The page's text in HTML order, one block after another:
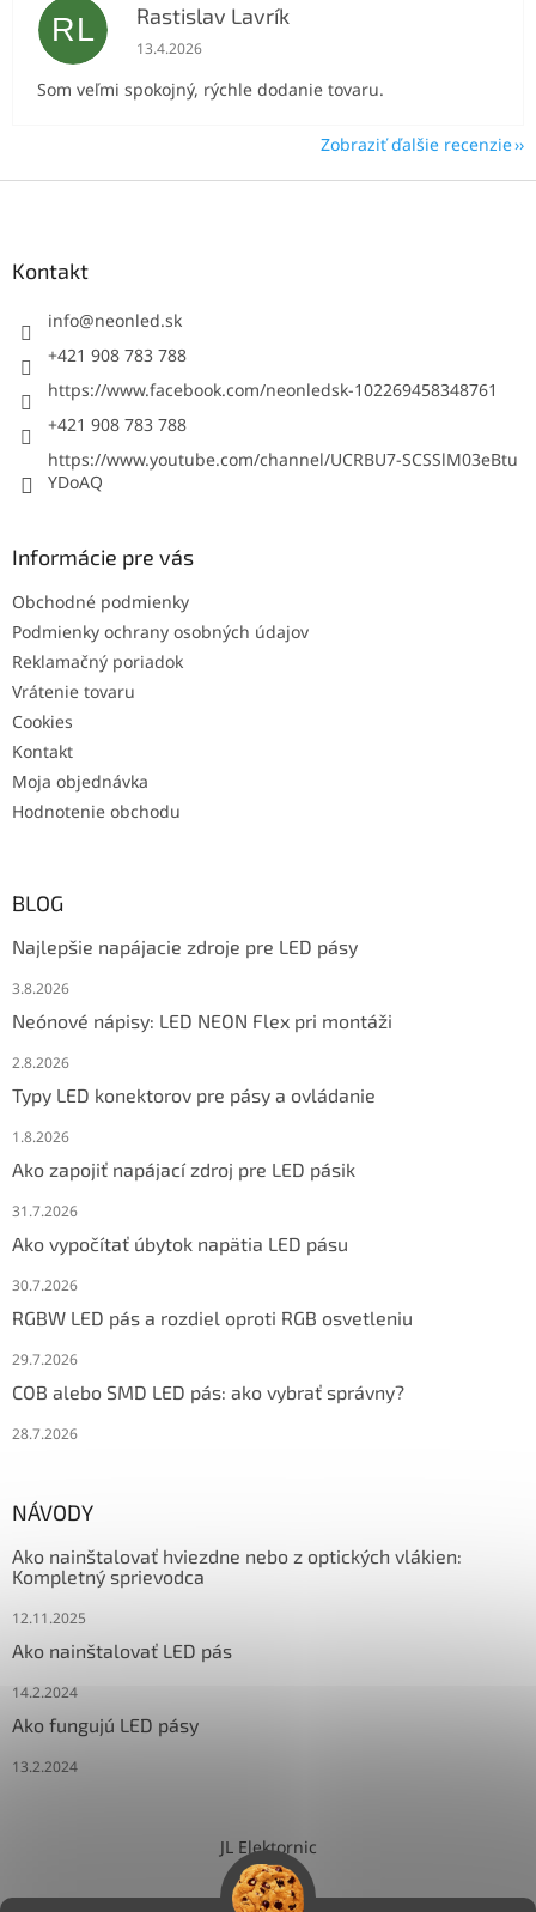
RL Rastislav Lavrík
Hodnotenie obchodu je 5 z 5 hviezdičiek.
13.4.2026
Som veľmi spokojný, rýchle dodanie tovaru.
Zobraziť ďalšie recenzie
Kontakt
info@neonled.sk
+421 908 783 788
https://www.facebook.com/neonledsk-102269458348761
+421 908 783 788
https://www.youtube.com/channel/UCRBU7-SCSSlM03eBtu
YDoAQ
Informácie pre vás
Obchodné podmienky
Podmienky ochrany osobných údajov
Reklamačný poriadok
Vrátenie tovaru
Cookies
Kontakt
Moja objednávka
Hodnotenie obchodu
BLOG
Najlepšie napájacie zdroje pre LED pásy
3.8.2026
Neónové nápisy: LED NEON Flex pri montáži
2.8.2026
Typy LED konektorov pre pásy a ovládanie
1.8.2026
Ako zapojiť napájací zdroj pre LED pásik
31.7.2026
Ako vypočítať úbytok napätia LED pásu
30.7.2026
RGBW LED pás a rozdiel oproti RGB osvetleniu
29.7.2026
COB alebo SMD LED pás: ako vybrať správny?
28.7.2026
NÁVODY
Ako nainštalovať hviezdne nebo z optických vlákien:
Kompletný sprievodca
12.11.2025
Ako nainštalovať LED pás
14.2.2024
Ako fungujú LED pásy
13.2.2024
JL Elektornic